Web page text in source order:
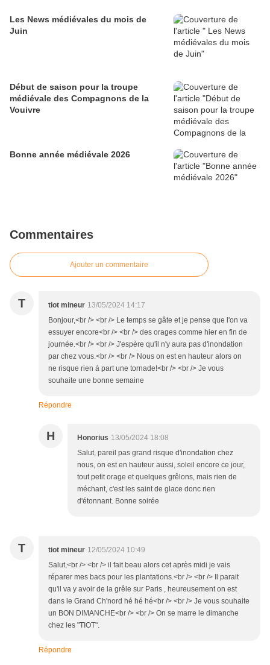
Les News médiévales du mois de
Juin
Début de saison pour la troupe
médiévale des Compagnons de la
Vouivre
Bonne année médiévale 2026
Commentaires
Ajouter un commentaire
T tiot mineur 13/05/2024 14:17
Bonjour,<br /> <br /> Le temps se gâte et je pense que l'on va
essuyer encore<br /> <br /> des orages comme hier en fin de
journée.<br /> <br /> J'espère qu'il n'y aura pas d'inondation
par chez vous.<br /> <br /> Nous on est en hauteur alors on
ne risque rien à part une tornade!<br /> <br /> Je vous
souhaite une bonne semaine
Répondre
H Honorius 13/05/2024 18:08
Salut, pareil pas grand risque d'inondation chez
nous, on est en hauteur aussi, soleil encore ce jour,
tout petit orage et quelques grêlons, mais rien de
méchant, c'est les saint de glace donc rien
d'étonnant. Bonne soirée
T tiot mineur 12/05/2024 10:49
Salut,<br /> <br /> il fait beau alors cet après midi je vais
réparer mes bacs pour les plantations.<br /> <br /> Il parait
qu'il va y avoir de la grêle sur Paris , heureusement on est
dans le Grand Ch'nord hé hé hé<br /> <br /> Je vous souhaite
un BON DIMANCHE<br /> <br /> On se marre le dimanche
chez les "TIOT".
Répondre